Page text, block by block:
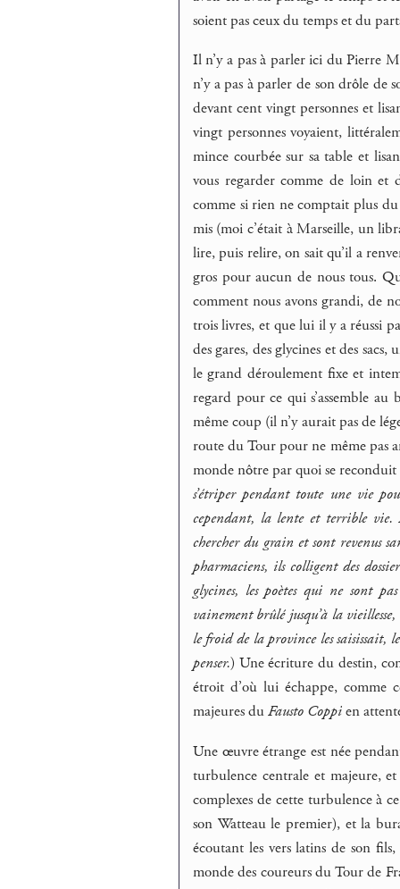
soient pas ceux du temps et du
Il n’y a pas à parler ici du Pierre
n’y a pas à parler de son drôle de
devant cent vingt personnes et
vingt personnes voyaient,
mince courbée sur sa table et
vous regarder comme de loin et
comme si rien ne comptait plus
mis (moi c’était à Marseille, un
lire, puis relire, on sait qu’il a
gros pour aucun de nous tous.
comment nous avons grandi, de
trois livres, et que lui il y a réussi
des gares, des glycines et des
le grand déroulement fixe et
regard pour ce qui s’assemble
même coup (il n’y aurait pas de
route du Tour pour ne même pas
monde nôtre par quoi se
s’étriper pendant toute une vie
cependant, la lente et terrible vie.
chercher du grain et sont revenus
pharmaciens, ils colligent des
glycines, les poètes qui ne sont
vainement brûlé jusqu’à la
le froid de la province les saisissait,
penser.) Une écriture du destin,
étroit d’où lui échappe, comme
majeures duFausto Coppien
Une œuvre étrange est née
turbulence centrale et majeure,
complexes de cette turbulence à
son Watteau le premier), et la
écoutant les vers latins de son
monde des coureurs du Tour de